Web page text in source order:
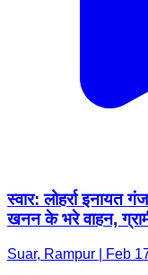
स्वार: लोहर्रा इनायत
खनन के भरे वाहन,
Suar, Rampur | Feb